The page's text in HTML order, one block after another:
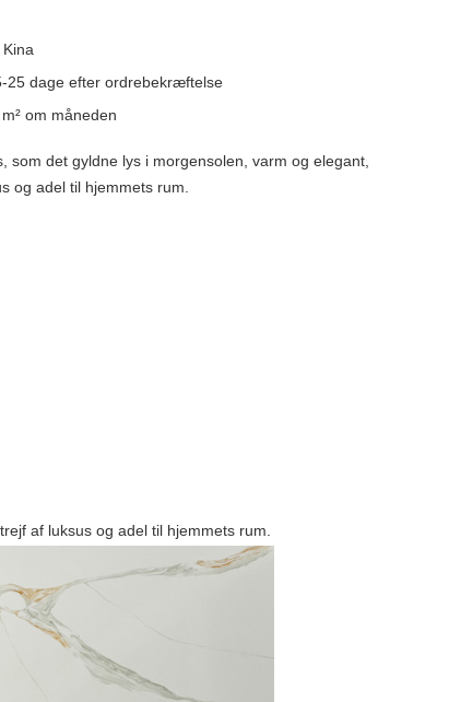
Kina
25 dage efter ordrebekræftelse
om måneden
som det gyldne lys i morgensolen, varm og elegant,
og adel til hjemmets rum.
af luksus og adel til hjemmets rum.